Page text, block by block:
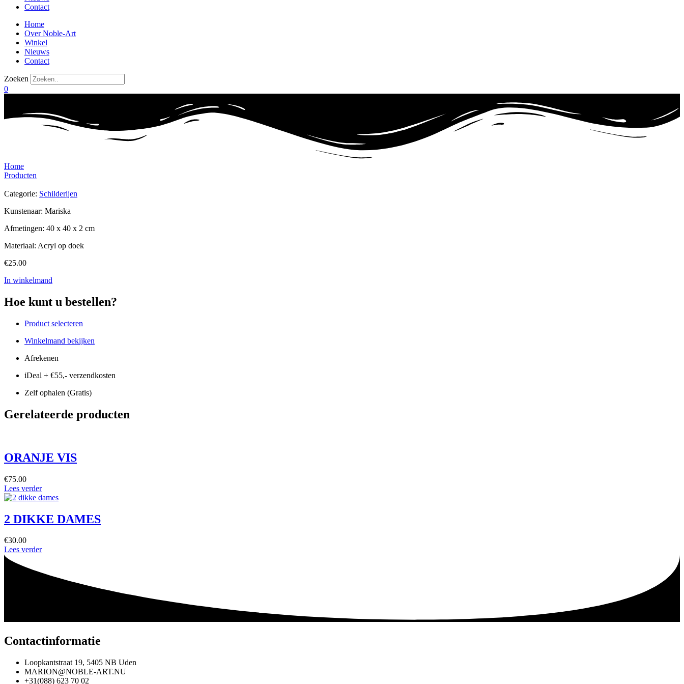
Contact
Home
Over Noble-Art
Winkel
Nieuws
Contact
Zoeken
0
Home
Producten
Categorie: Schilderijen
Kunstenaar: Mariska
Afmetingen: 40 x 40 x 2 cm
Materiaal: Acryl op doek
€25.00
In winkelmand
Hoe kunt u bestellen?
Product selecteren
Winkelmand bekijken
Afrekenen
iDeal + €55,- verzendkosten
Zelf ophalen (Gratis)
Gerelateerde producten
ORANJE VIS
€75.00
Lees verder
2 DIKKE DAMES
€30.00
Lees verder
Contactinformatie
Loopkantstraat 19, 5405 NB Uden
MARION@NOBLE-ART.NU
+31(088) 623 70 02